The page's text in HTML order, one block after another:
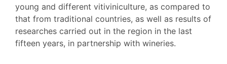
young and different vitiviniculture, as compared to
that from traditional countries, as well as results of
researches carried out in the region in the last
fifteen years, in partnership with wineries.